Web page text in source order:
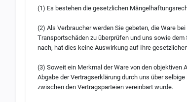
(1) Es bestehen die gesetzlichen
(2) Als Verbraucher werden Sie gebeten, die Ware
Transportschäden zu überprüfen und uns sowie
nach, hat dies keine Auswirkung auf Ihre
(3) Soweit ein Merkmal der Ware von den objektiven
Abgabe der Vertragserklärung durch uns über
zwischen den Vertragsparteien vereinbart wurde.